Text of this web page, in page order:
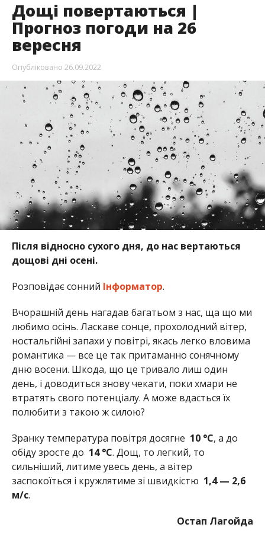
Дощі повертаються |
Прогноз погоди на 26
вересня
Опубліковано 26.09.2022
Після відносно сухого дня, до нас вертаються
дощові дні осені.
Розповідає сонний Інформатор.
Вчорашній день нагадав багатьом з нас, ща що ми
любимо осінь. Ласкаве сонце, прохолодний вітер,
ностальгійні запахи у повітрі, якась легко вловима
романтика — все це так притаманно сонячному
дню восени. Шкода, що це тривало лиш один
день, і доводиться знову чекати, поки хмари не
втратять свого потенціалу. А може вдасться їх
полюбити з такою ж силою?
Зранку температура повітря досягне 10 °C, а до
обіду зросте до 14 °C. Дощ, то легкий, то
сильніший, литиме увесь день, а вітер
заспокоїться і кружлятиме зі швидкістю 1,4 — 2,6
м/с.
Остап Лагойда